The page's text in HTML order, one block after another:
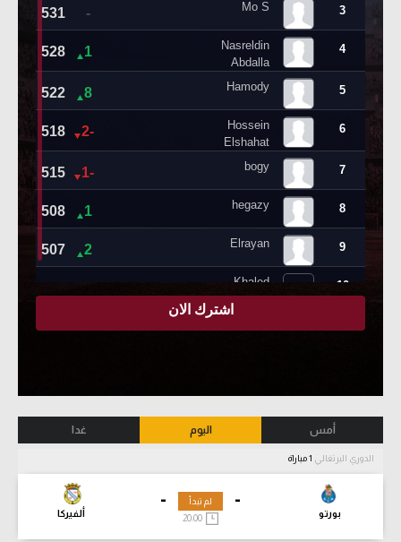
أمس اليوم غدا
الدوري البرتغالي
-
بورتو
-
ألفيركا
لم تبدأ